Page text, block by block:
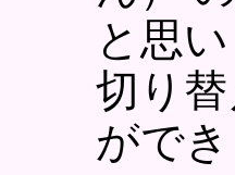
と思
切り
がで